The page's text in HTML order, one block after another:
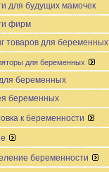
для будущих мамочек
фирм
товаров для беременных
для беременных
беременных
беременных
к беременности
беременности